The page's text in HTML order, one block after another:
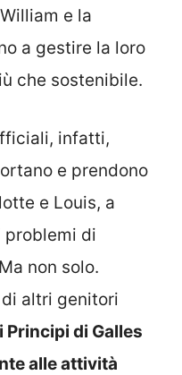
e la
a gestire la loro
che sostenibile.
infatti,
e prendono
e Louis, a
problemi di
non solo.
altri genitori
i Principi di Galles
alle attività